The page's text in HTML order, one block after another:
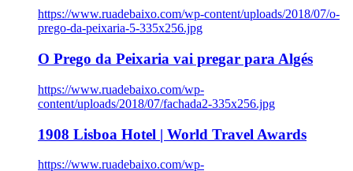
https://www.ruadebaixo.com/wp-content/uploads/2018/07/o-
prego-da-peixaria-5-335x256.jpg
O Prego da Peixaria vai pregar para Algés
https://www.ruadebaixo.com/wp-
content/uploads/2018/07/fachada2-335x256.jpg
1908 Lisboa Hotel | World Travel Awards
https://www.ruadebaixo.com/wp-